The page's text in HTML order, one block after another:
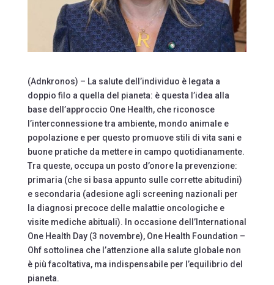
(Adnkronos) – La salute dell’individuo è legata a
doppio filo a quella del pianeta: è questa l’idea alla
base dell’approccio One Health, che riconosce
l’interconnessione tra ambiente, mondo animale e
popolazione e per questo promuove stili di vita sani e
buone pratiche da mettere in campo quotidianamente.
Tra queste, occupa un posto d’onore la prevenzione:
primaria (che si basa appunto sulle corrette abitudini)
e secondaria (adesione agli screening nazionali per
la diagnosi precoce delle malattie oncologiche e
visite mediche abituali). In occasione dell’International
One Health Day (3 novembre), One Health Foundation –
Ohf sottolinea che l’attenzione alla salute globale non
è più facoltativa, ma indispensabile per l’equilibrio del
pianeta.